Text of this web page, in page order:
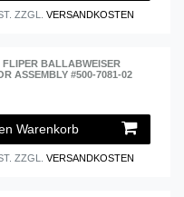
ZZGL.VERSANDKOSTEN
BALLABWEISER
ASSEMBLY #500-7081-02
Warenkorb
ZZGL.VERSANDKOSTEN